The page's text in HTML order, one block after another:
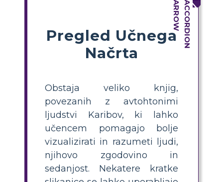
Pregled Učnega
Načrta
Obstaja veliko knjig,
povezanih z avtohtonimi
ljudstvi Karibov, ki lahko
učencem pomagajo bolje
vizualizirati in razumeti ljudi,
njihovo zgodovino in
sedanjost. Nekatere kratke